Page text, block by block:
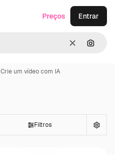
Limpar
Preços Entrar
Crie um vídeo com IA
Filtros